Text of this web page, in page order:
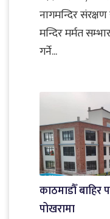
नागमन्दिर
मन्दिर मर्मत
गर्ने...
काठमाडौँ बाहिर
पोखरामा